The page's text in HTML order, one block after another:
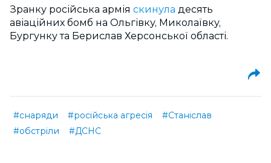
Зранку російська армія скинула десять
авіаційних бомб на Ольгівку, Миколаївку,
Бургунку та Берислав Херсонської області.
#снаряди #російська агресія
#Станіслав
#обстріли
#ДСНС